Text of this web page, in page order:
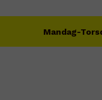
Mandag-